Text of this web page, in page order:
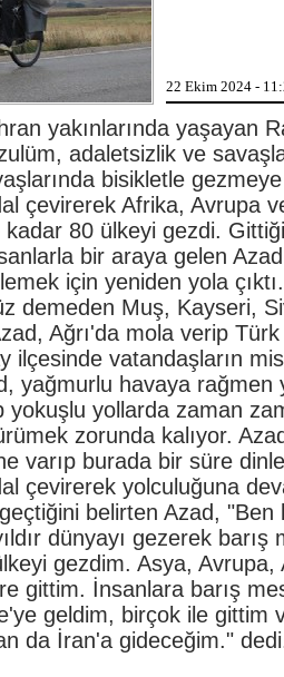
22 Ekim 2024 -
yakınlarında yaşayan
adaletsizlik ve
bisikletle
çevirerek Afrika, Avrupa
kadar 80 ülkeyi gezdi.
bir araya gelen
için yeniden yola
demeden Muş, Kayseri,
Ağrı'da mola verip Türk
ilçesinde vatandaşların
yağmurlu havaya rağmen
yokuşlu yollarda zaman
zorunda kalıyor.
varıp burada bir süre
çevirerek yolculuğuna
belirten Azad, "Ben
dünyayı gezerek barış
gezdim. Asya, Avrupa,
gittim. İnsanlara barış
geldim, birçok ile gittim
da İran'a gideceğim."
Beşiktaş'ta şok